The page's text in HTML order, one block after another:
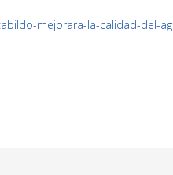
mejorara-la-calidad-del-